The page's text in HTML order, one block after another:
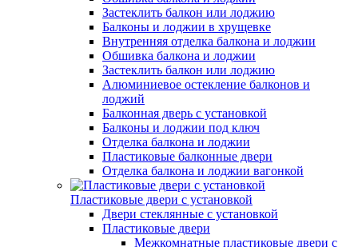
Застеклить балкон или лоджию
Балконы и лоджии в хрущевке
Внутренняя отделка балкона и лоджии
Обшивка балкона и лоджии
Застеклить балкон или лоджию
Алюминиевое остекление балконов и
лоджий
Балконная дверь с установкой
Балконы и лоджии под ключ
Отделка балкона и лоджии
Пластиковые балконные двери
Отделка балкона и лоджии вагонкой
Пластиковые двери с установкой
Двери стеклянные с установкой
Пластиковые двери
Межкомнатные пластиковые двери с